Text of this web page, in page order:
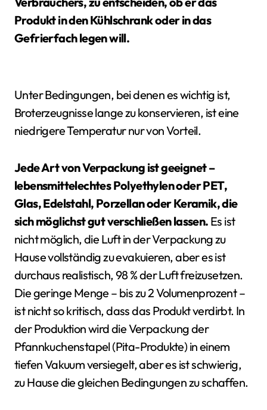
Produkt in den Kühlschrank oder in das
Gefrierfach legen will.
Unter Bedingungen, bei denen es wichtig ist,
Broterzeugnisse lange zu konservieren, ist eine
niedrigere Temperatur nur von Vorteil.
Jede Art von Verpackung ist geeignet –
lebensmittelechtes Polyethylen oder PET,
Glas, Edelstahl, Porzellan oder Keramik, die
sich möglichst gut verschließen lassen. Es ist
nicht möglich, die Luft in der Verpackung zu
Hause vollständig zu evakuieren, aber es ist
durchaus realistisch, 98 % der Luft freizusetzen.
Die geringe Menge – bis zu 2 Volumenprozent –
ist nicht so kritisch, dass das Produkt verdirbt. In
der Produktion wird die Verpackung der
Pfannkuchenstapel (Pita-Produkte) in einem
tiefen Vakuum versiegelt, aber es ist schwierig,
zu Hause die gleichen Bedingungen zu schaffen.